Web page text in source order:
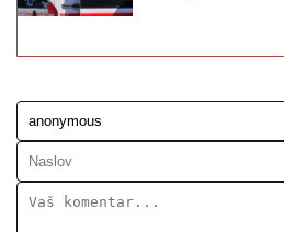
verenicu sa
stiglo novo
"Skoro svi na